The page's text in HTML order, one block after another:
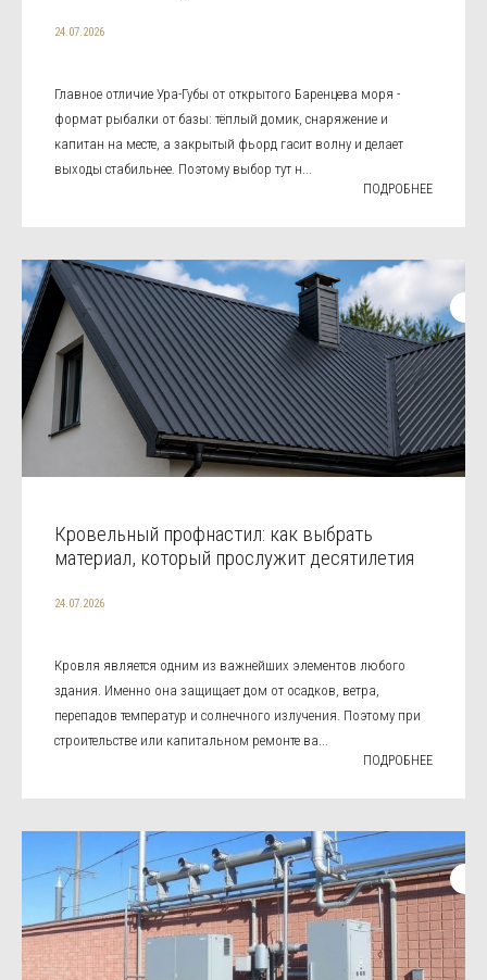
24.07.2026
Главное отличие Ура-Губы от открытого Баренцева моря -
формат рыбалки от базы: тёплый домик, снаряжение и
капитан на месте, а закрытый фьорд гасит волну и делает
выходы стабильнее. Поэтому выбор тут н...
ПОДРОБНЕЕ
Кровельный профнастил: как выбрать
материал, который прослужит десятилетия
24.07.2026
Кровля является одним из важнейших элементов любого
здания. Именно она защищает дом от осадков, ветра,
перепадов температур и солнечного излучения. Поэтому при
строительстве или капитальном ремонте ва...
ПОДРОБНЕЕ